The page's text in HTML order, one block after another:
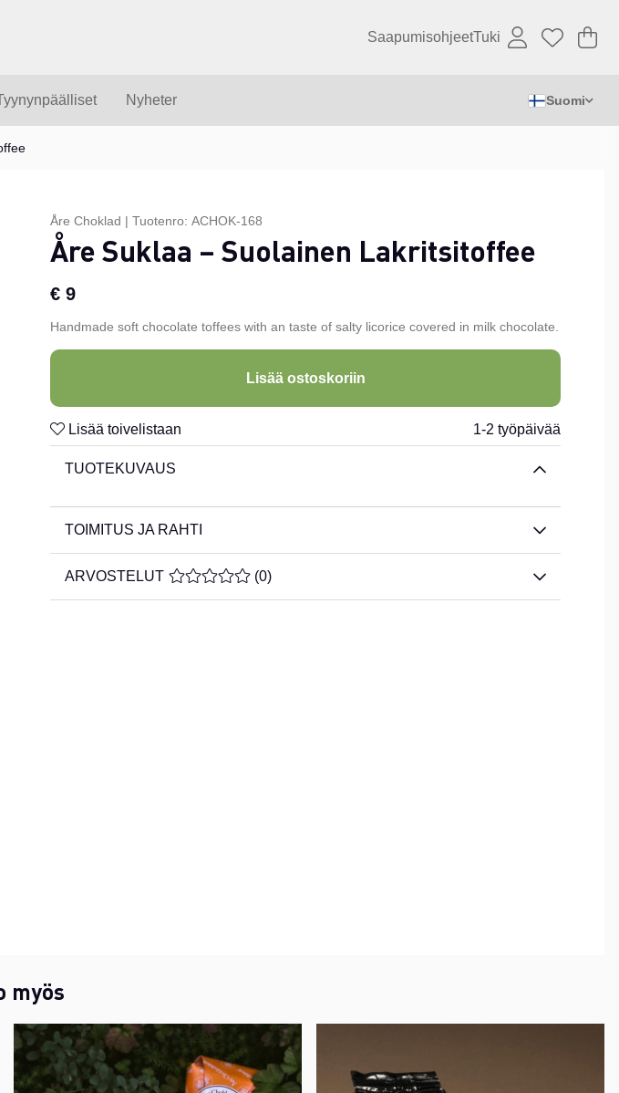
SaapumisohjeetTuki .
Nyheter Suomi
Åre Choklad | Tuotenro: ACHOK-168
Åre Suklaa – Suolainen Lakritsitoffee
€ 9
Handmade soft chocolate toffees with an taste of salty licorice covered in milk chocolate.
Lisää ostoskoriin
Lisää toivelistaan 1-2 työpäivää
TUOTEKUVAUS
TOIMITUS JA RAHTI
ARVOSTELUT KESKIARVOLUOKITUS 0 / 5 ARVIOIDEN MÄÄRÄ 0
(0)
myös